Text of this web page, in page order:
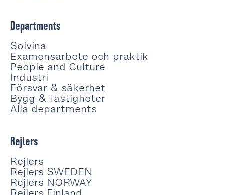
Departments
Solvina
Examensarbete och praktik
People and Culture
Industri
Försvar & säkerhet
Bygg & fastigheter
Alla departments
Rejlers
Rejlers
Rejlers SWEDEN
Rejlers NORWAY